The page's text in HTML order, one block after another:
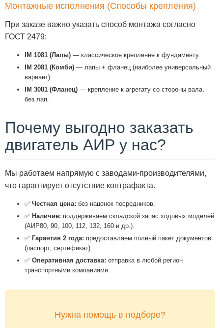
Монтажные исполнения (Способы крепления)
При заказе важно указать способ монтажа согласно
ГОСТ 2479:
IM 1081 (Лапы) — классическое крепление к фундаменту.
IM 2081 (Комби) — лапы + фланец (наиболее универсальный
вариант).
IM 3081 (Фланец) — крепление к агрегату со стороны вала,
без лап.
Почему выгодно заказать
двигатель АИР у нас?
Мы работаем напрямую с заводами-производителями,
что гарантирует отсутствие контрафакта.
✅ Честная цена: без наценок посредников.
✅ Наличие: поддерживаем складской запас ходовых моделей
(АИР80, 90, 100, 112, 132, 160 и др.).
✅ Гарантия 2 года: предоставляем полный пакет документов
(паспорт, сертификат).
✅ Оперативная доставка: отправка в любой регион
транспортными компаниями.
Нужна помощь в подборе?